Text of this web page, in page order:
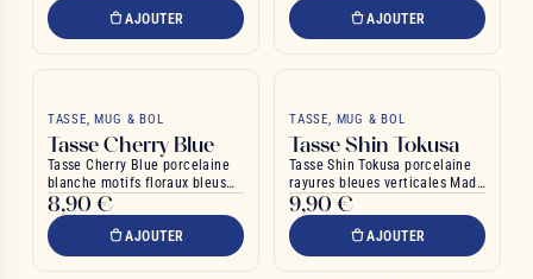
AJOUTER AJOUTER
TASSE, MUG & BOL
Tasse Cherry Blue
Tasse Cherry Blue porcelaine
blanche motifs floraux bleus
liseré doré
8,90 €
AJOUTER
TASSE, MUG & BOL
Tasse Shin Tokusa
Tasse Shin Tokusa porcelaine
rayures bleues verticales Made
Japan
9,90 €
AJOUTER